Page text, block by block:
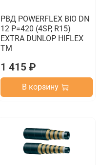
РВД POWERFLEX BIO DN
12 P=420 (4SP, R15)
EXTRA DUNLOP HIFLEX
TM
1 415 ₽
В корзину